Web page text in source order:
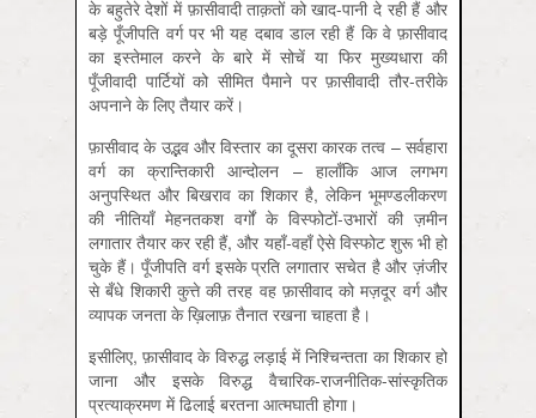
के बहुतेरे देशों में फ़ासीवादी ताक़तों को खाद-पानी दे रही हैं और
बड़े पूँजीपति वर्ग पर भी यह दबाव डाल रही हैं कि वे फ़ासीवाद
का इस्तेमाल करने के बारे में सोचें या फिर मुख्यधारा की
पूँजीवादी पार्टियों को सीमित पैमाने पर फ़ासीवादी तौर-तरीके
अपनाने के लिए तैयार करें।
फ़ासीवाद के उद्भव और विस्तार का दूसरा कारक तत्व – सर्वहारा
वर्ग का क्रान्तिकारी आन्दोलन – हालाँकि आज लगभग
अनुपस्थित और बिखराव का शिकार है, लेकिन भूमण्डलीकरण
की नीतियाँ मेहनतकश वर्गों के विस्फोटों-उभारों की ज़मीन
लगातार तैयार कर रही हैं, और यहाँ-वहाँ ऐसे विस्फोट शुरू भी हो
चुके हैं। पूँजीपति वर्ग इसके प्रति लगातार सचेत है और ज़ंजीर
से बँधे शिकारी कुत्ते की तरह वह फ़ासीवाद को मज़दूर वर्ग और
व्यापक जनता के ख़ि‍लाफ़ तैनात रखना चाहता है।
इसीलिए, फ़ासीवाद के विरुद्ध लड़ाई में निश्चिन्तता का शिकार हो
जाना और इसके विरुद्ध वैचारिक-राजनीतिक-सांस्कृतिक
प्रत्याक्रमण में ढिलाई बरतना आत्मघाती होगा।